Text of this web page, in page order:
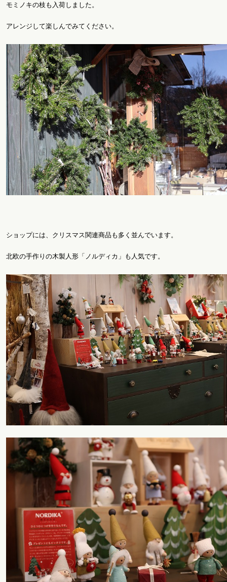
モミノキの枝も入荷しました。
アレンジして楽しんでみてください。
ショップには、クリスマス関連商品も多く並んでいます。
北欧の手作りの木製人形「ノルディカ」も人気です。